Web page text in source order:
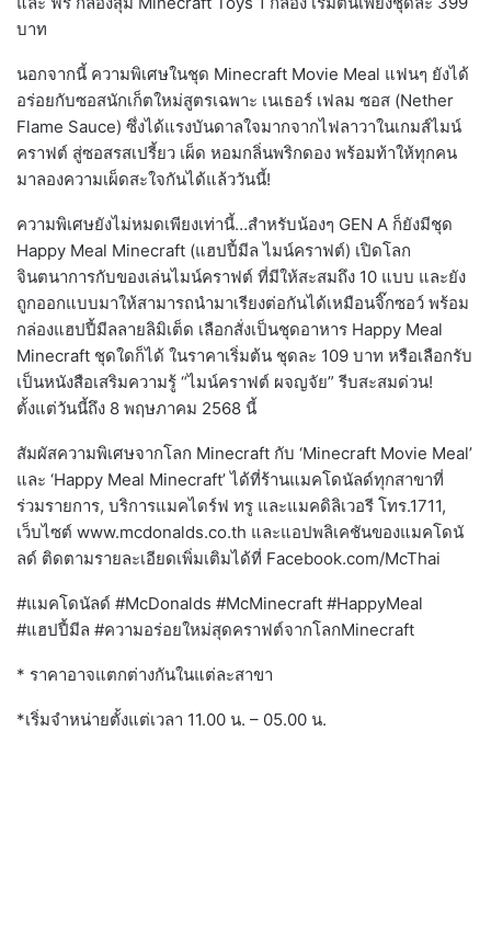
บาท
นอกจากนี้ ความพิเศษในชุด Minecraft Movie Meal แฟนๆ ยังได้
อร่อยกับซอสนักเก็ตใหม่สูตรเฉพาะ เนเธอร์ เฟลม ซอส (Nether
Flame Sauce) ซึ่งได้แรงบันดาลใจมากจากไฟลาวาในเกมส์ไมน์
คราฟต์ สู่ซอสรสเปรี้ยว เผ็ด หอมกลิ่นพริกดอง พร้อมท้าให้ทุกคน
มาลองความเผ็ดสะใจกันได้แล้ววันนี้!
ความพิเศษยังไม่หมดเพียงเท่านี้…สำหรับน้องๆ GEN A ก็ยังมีชุด
Happy Meal Minecraft (แฮปปี้มีล ไมน์คราฟต์) เปิดโลก
จินตนาการกับของเล่นไมน์คราฟต์ ที่มีให้สะสมถึง 10 แบบ และยัง
ถูกออกแบบมาให้สามารถนำมาเรียงต่อกันได้เหมือนจิ๊กซอว์ พร้อม
กล่องแฮปปี้มีลลายลิมิเต็ด เลือกสั่งเป็นชุดอาหาร Happy Meal
Minecraft ชุดใดก็ได้ ในราคาเริ่มต้น ชุดละ 109 บาท หรือเลือกรับ
เป็นหนังสือเสริมความรู้ “ไมน์คราฟต์ ผจญจัย” รีบสะสมด่วน!
ตั้งแต่วันนี้ถึง 8 พฤษภาคม 2568 นี้
สัมผัสความพิเศษจากโลก Minecraft กับ ‘Minecraft Movie Meal’
และ ‘Happy Meal Minecraft’ ได้ที่ร้านแมคโดนัลด์ทุกสาขาที่
ร่วมรายการ, บริการแมคไดร์ฟ ทรู และแมคดิลิเวอรี โทร.1711,
เว็บไซต์ www.mcdonalds.co.th และแอปพลิเคชันของแมคโดนั
ลด์ ติดตามรายละเอียดเพิ่มเติมได้ที่ Facebook.com/McThai
#แมคโดนัลด์ #McDonalds #McMinecraft #HappyMeal
#แฮปปี้มีล #ความอร่อยใหม่สุดคราฟต์จากโลกMinecraft
* ราคาอาจแตกต่างกันในแต่ละสาขา
*เริ่มจำหน่ายตั้งแต่เวลา 11.00 น. – 05.00 น.